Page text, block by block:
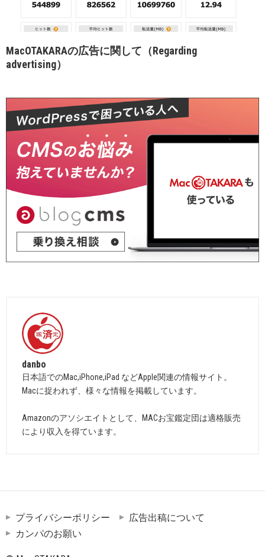
MacOTAKARAの広告に関して（Regarding
advertising）
danbo
日本語でのMac,iPhone,iPad などApple関連の情報サイト。
Macに捉われず、様々な情報を掲載しています。
Amazonのアソシエイトとして、MACお宝鑑定団は適格販売
により収入を得ています。
プライバシーポリシー
広告出稿について
カンパのお願い